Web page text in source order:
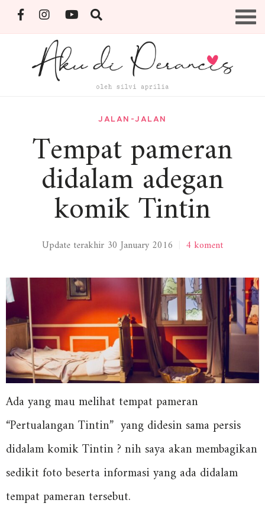
Skip
to
Menu
JALAN-JALAN
Tempat pameran
didalam adegan
komik Tintin
Update terakhir 30 January 2016 4 koment
Ada yang mau melihat tempat pameran
“Pertualangan Tintin” yang didesin sama persis
didalam komik Tintin ? nih saya akan membagikan
sedikit foto beserta informasi yang ada didalam
tempat pameran tersebut.